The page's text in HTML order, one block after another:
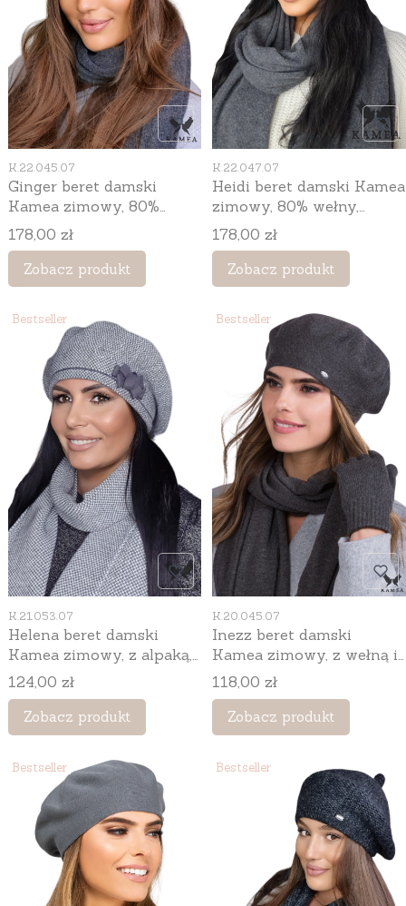
Kod produktu
K.22.045.07
Ginger beret damski
Kamea zimowy, 80%
wełny, rozmiar
uniwersalny 54–60 cm,
kolor grafitowy
Cena
178,00 zł
Zobacz produkt
Kod produktu
K.22.047.07
Heidi beret damski Kamea
zimowy, 80% wełny,
rozmiar uniwersalny 54–
60 cm, kolor grafitowy
Cena
178,00 zł
Zobacz produkt
Bestseller
Kod produktu
K.21.053.07
Helena beret damski
Kamea zimowy, z alpaką,
wełną i wiskozą, rozmiar
uniwersalny 54–60 cm,
kolor grafitowy
Cena
124,00 zł
Zobacz produkt
Bestseller
Kod produktu
K.20.045.07
Inezz beret damski
Kamea zimowy, z wełną i
wiskozą, rozmiar
uniwersalny 54–60 cm,
kolor grafitowy
Cena
118,00 zł
Zobacz produkt
Bestseller Bestseller